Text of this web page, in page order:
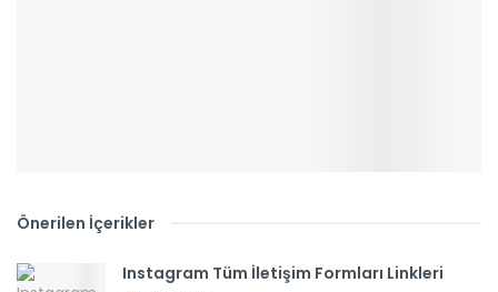
Önerilen İçerikler
Instagram Tüm İletişim Formları Linkleri